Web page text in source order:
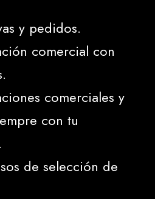
y pedidos.
comercial con
comerciales y
con tu
de selección de